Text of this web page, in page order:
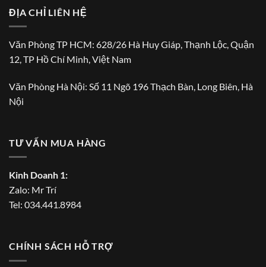
ĐỊA CHỈ LIÊN HỆ
Văn Phòng TP HCM: 628/26 Hà Huy Giáp, Thạnh Lộc, Quận
12, TP Hồ Chí Minh, Việt Nam
Văn Phòng Hà Nội: Số 11 Ngõ 196 Thạch Bàn, Long Biên, Hà
Nội
TƯ VẤN MUA HÀNG
Kinh Doanh 1:
Zalo: Mr Trí
Tel: 034.441.8984
CHÍNH SÁCH HỖ TRỢ